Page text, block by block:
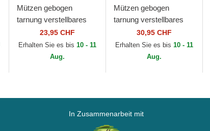
Mützen gebogen
tarnung verstellbares
band für Kinder
9FORTY League
Essential der New York
23,95 CHF
Erhalten Sie es bis 10 - 11
Aug.
Mützen gebogen
tarnung verstellbares
band 9FORTY League
Essential der New York
Yankees MLB von...
30,95 CHF
Erhalten Sie es bis 10 - 11
Aug.
In Zusammenarbeit mit